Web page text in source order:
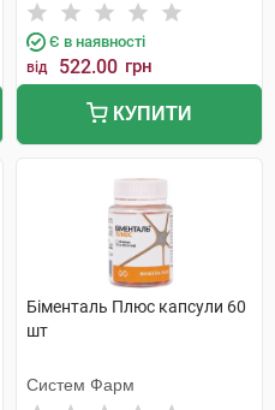
Є в наявності
від 522.00 грн
КУПИТИ
Біменталь Плюс капсули 60
шт
Систем Фарм